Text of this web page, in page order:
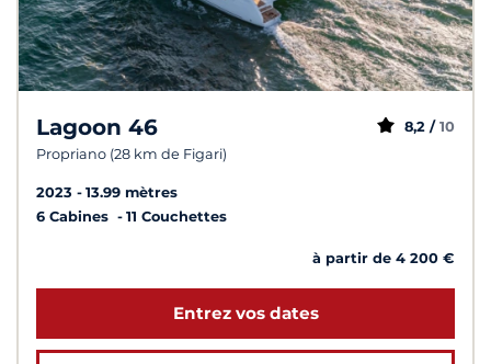
Lagoon 46
Propriano (28 km de Figari)
8,2 / 10
2023
13.99 mètres
6 Cabines
11 Couchettes
à partir de 4 200 €
Entrez vos dates